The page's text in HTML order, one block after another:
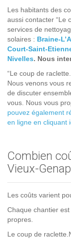
Les habitants des
aussi contacter “Le
services de
solaires : Braine-
Court-Saint-
Nivelles. Nous
“Le coup de
Nous venons vous
de discuter
vous. Nous vous
pouvez également
en ligne en cliquant
Combien
Vieux-
Les coûts varient
Chaque chantier
propres.
Le coup de